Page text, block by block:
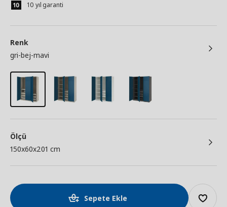
10 yıl garanti
Renk
gri-bej-mavi
Ölçü
150x60x201 cm
Sepete Ekle